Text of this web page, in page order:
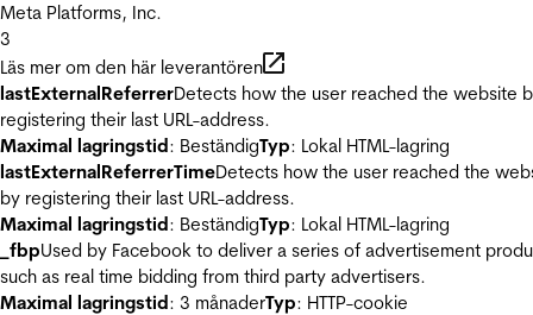
Meta Platforms, Inc.
3
Läs mer om den här leverantören
lastExternalReferrerDetects how the user reached the website
registering their last URL-address.
Maximal lagringstid: BeständigTyp: Lokal HTML-lagring
lastExternalReferrerTimeDetects how the user reached the
by registering their last URL-address.
Maximal lagringstid: BeständigTyp: Lokal HTML-lagring
_fbpUsed by Facebook to deliver a series of advertisement
such as real time bidding from third party advertisers.
Maximal lagringstid: 3 månaderTyp: HTTP-cookie